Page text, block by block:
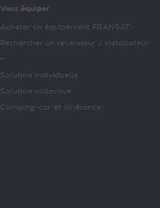
Vous équiper
Acheter un équipement FRANSAT
Rechercher un revendeur / installateur
–
Solution individuelle
Solution collective
Camping-car et itinérance